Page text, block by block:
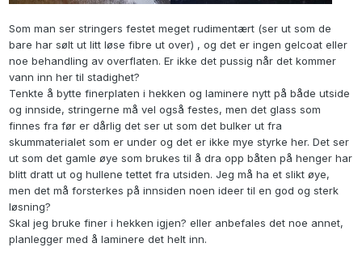
Som man ser stringers festet meget rudimentært (ser ut som de
bare har sølt ut litt løse fibre ut over) , og det er ingen gelcoat eller
noe behandling av overflaten. Er ikke det pussig når det kommer
vann inn her til stadighet?
Tenkte å bytte finerplaten i hekken og laminere nytt på både utside
og innside, stringerne må vel også festes, men det glass som
finnes fra før er dårlig det ser ut som det bulker ut fra
skummaterialet som er under og det er ikke mye styrke her. Det ser
ut som det gamle øye som brukes til å dra opp båten på henger har
blitt dratt ut og hullene tettet fra utsiden. Jeg må ha et slikt øye,
men det må forsterkes på innsiden noen ideer til en god og sterk
løsning?
Skal jeg bruke finer i hekken igjen? eller anbefales det noe annet,
planlegger med å laminere det helt inn.